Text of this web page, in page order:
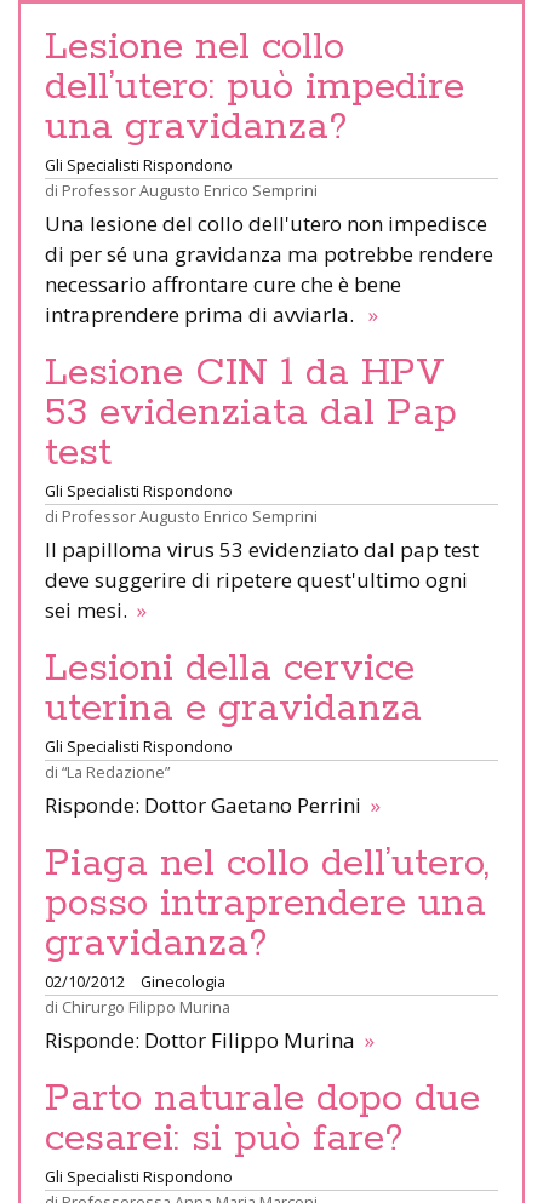
Lesione nel collo
dell’utero: può impedire
una gravidanza?
Gli Specialisti Rispondono
di Professor Augusto Enrico Semprini
Una lesione del collo dell'utero non impedisce
di per sé una gravidanza ma potrebbe rendere
necessario affrontare cure che è bene
intraprendere prima di avviarla. »
Lesione CIN 1 da HPV
53 evidenziata dal Pap
test
Gli Specialisti Rispondono
di Professor Augusto Enrico Semprini
Il papilloma virus 53 evidenziato dal pap test
deve suggerire di ripetere quest'ultimo ogni
sei mesi. »
Lesioni della cervice
uterina e gravidanza
Gli Specialisti Rispondono
di “La Redazione”
Risponde: Dottor Gaetano Perrini »
Piaga nel collo dell’utero,
posso intraprendere una
gravidanza?
02/10/2012
Ginecologia
di Chirurgo Filippo Murina
Risponde: Dottor Filippo Murina »
Parto naturale dopo due
cesarei: si può fare?
Gli Specialisti Rispondono